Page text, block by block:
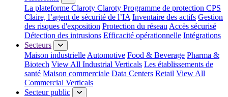
La plateforme Claroty Claroty Programme de protection CPS
Claire, l’agent de sécurité de l’IA Inventaire des actifs Gestion
des risques d'exposition Protection du réseau Accès sécurisé
Détection des intrusions Efficacité opérationnelle Intégrations
Secteurs
Maison industrielle Automotive Food & Beverage Pharma &
Biotech View All Industrial Verticals Les établissements de
santé Maison commerciale Data Centers Retail View All
Commercial Verticals
Secteur public